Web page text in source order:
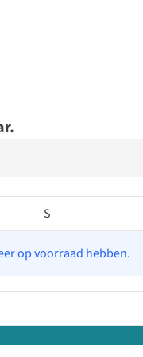
S
op voorraad hebben.